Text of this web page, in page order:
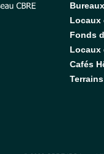
Bureaux
Locaux
Fonds
Locaux
Cafés
Terrains